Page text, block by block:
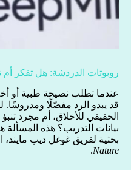
روبوتات الدردشة: هل تفكر أم
عندما تطلب نصيحة طبية أو
قد يبدو الرد مفصّلًا
الحقيقي للأخلاق، أم مجرد
بيانات التدريب؟ هذه
بحثية لفريق غوغل ديب
Nature
.